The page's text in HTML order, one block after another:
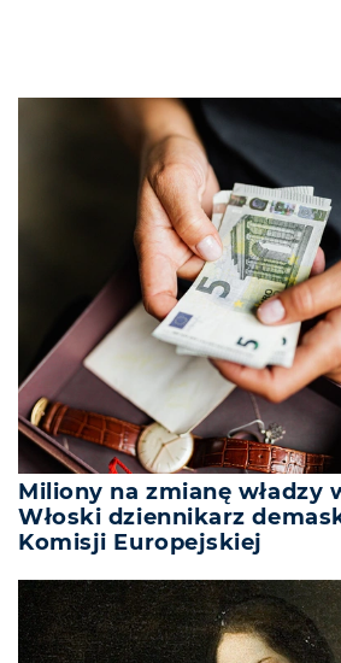
Miliony na zmianę władzy
Włoski dziennikarz
Komisji Europejskiej